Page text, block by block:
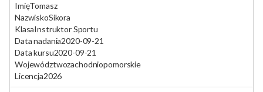
ImięTomasz
NazwiskoSikora
KlasaInstruktor Sportu
Data nadania2020-09-21
Data kursu2020-09-21
Województwozachodniopomorskie
Licencja2026